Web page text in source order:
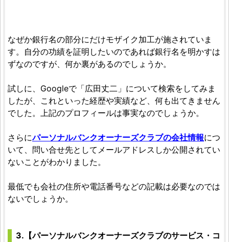
なぜか銀行名の部分にだけモザイク加工が施されていま
す。自分の功績を証明したいのであれば銀行名を明かすは
ずなのですが、何か裏があるのでしょうか。
試しに、Googleで「広田丈二」について検索をしてみま
したが、これといった経歴や実績など、何も出てきません
でした。上記のプロフィールは事実なのでしょうか。
さらにパーソナルバンクオーナーズクラブの会社情報につ
いて、問い合せ先としてメールアドレスしか公開されてい
ないことがわかりました。
最低でも会社の住所や電話番号などの記載は必要なのでは
ないでしょうか。
3.【パーソナルバンクオーナーズクラブのサービス・コ